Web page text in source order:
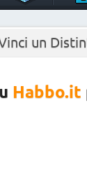
un
Habbo.it